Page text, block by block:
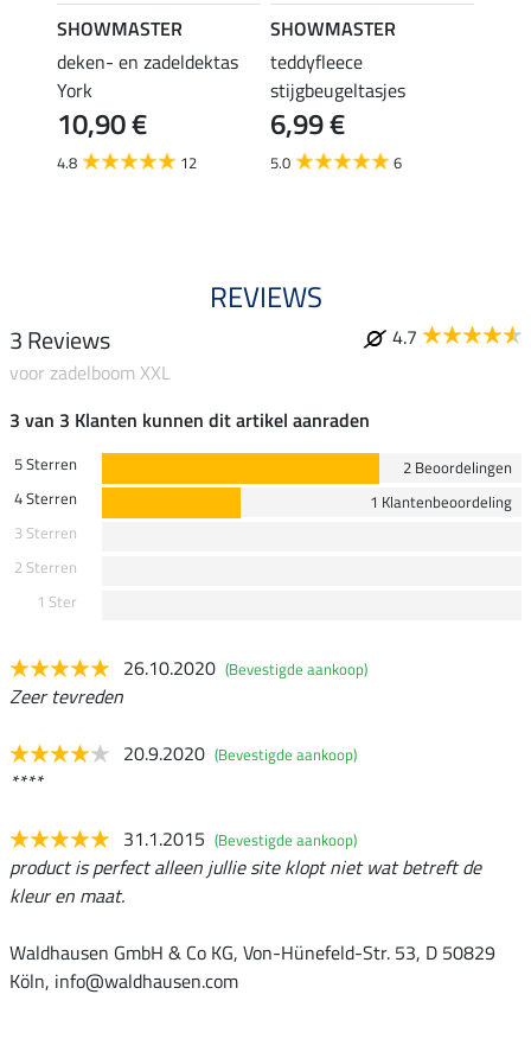
SHOWMASTER
deken- en zadeldektas
York
10,90 €
4.8 12
SHOWMASTER
teddyfleece
stijgbeugeltasjes
6,99 €
5.0 6
REVIEWS
3 Reviews
4.7
voor zadelboom XXL
3 van 3 Klanten kunnen dit artikel aanraden
5 Sterren
2 Beoordelingen
4 Sterren
1 Klantenbeoordeling
3 Sterren
2 Sterren
1 Ster
26.10.2020 (Bevestigde aankoop)
Zeer tevreden
20.9.2020 (Bevestigde aankoop)
****
31.1.2015 (Bevestigde aankoop)
product is perfect alleen jullie site klopt niet wat betreft de
kleur en maat.
Waldhausen GmbH & Co KG, Von-Hünefeld-Str. 53, D 50829
Köln, info@waldhausen.com